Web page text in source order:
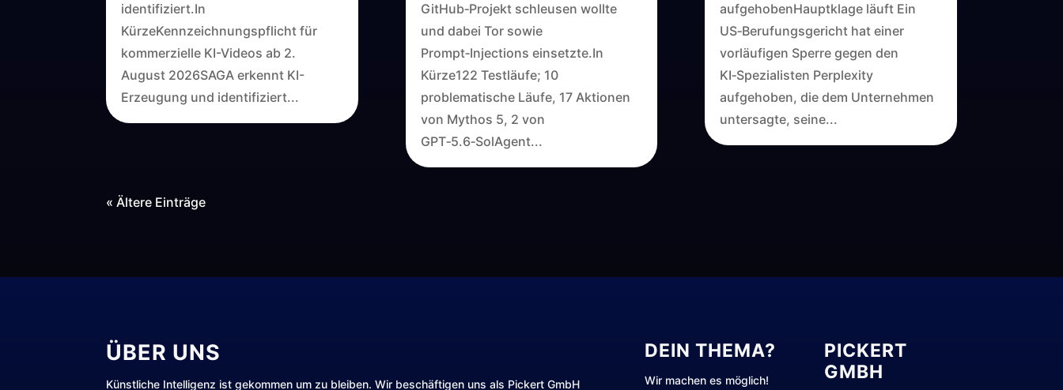
identifiziert.In
KürzeKennzeichnungspflicht für
kommerzielle KI-Videos ab 2.
August 2026SAGA erkennt KI-
Erzeugung und identifiziert...
GitHub‑Projekt schleusen wollte
und dabei Tor sowie
Prompt‑Injections einsetzte.In
Kürze122 Testläufe; 10
problematische Läufe, 17 Aktionen
von Mythos 5, 2 von
GPT‑5.6‑SolAgent...
aufgehobenHauptklage läuft Ein
US‑Berufungsgericht hat einer
vorläufigen Sperre gegen den
KI‑Spezialisten Perplexity
aufgehoben, die dem Unternehmen
untersagte, seine...
« Ältere Einträge
ÜBER UNS
Künstliche Intelligenz ist gekommen um zu bleiben. Wir beschäftigen uns als Pickert GmbH
DEIN THEMA?
Wir machen es möglich!
PICKERT
GMBH